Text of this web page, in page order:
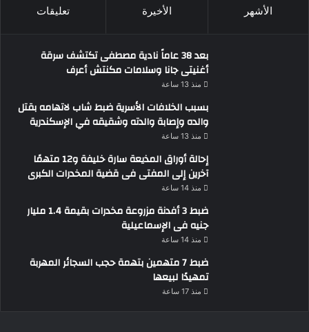
الأشهر الأخيرة تعليقات
بعد 38 عاماً نادية مصطفى تكتشف سرقة
أغنيتى جانا وسلامات مكنتش أعرف
منذ 13 ساعة
بسبب الخلافات الأسرية ضبط شاب لاتهامه بقتل
والده وإصابة والدته وشقيقه في الإسكندرية
منذ 13 ساعة
إحالة أوراق المذيعة سارة خليفة و12 متهمًا
آخرين إلى المفتى فى قضية المخدرات الكبرى
منذ 14 ساعة
ضبط 3 أفدنة مزروعة مخدرات بقيمة 1.4 مليار
جنيه فى الإسماعيلية
منذ 14 ساعة
ضبط 7 متهمين بتهمة حجب السجائر المهربة
تمهيدًا لبيعها
منذ 17 ساعة